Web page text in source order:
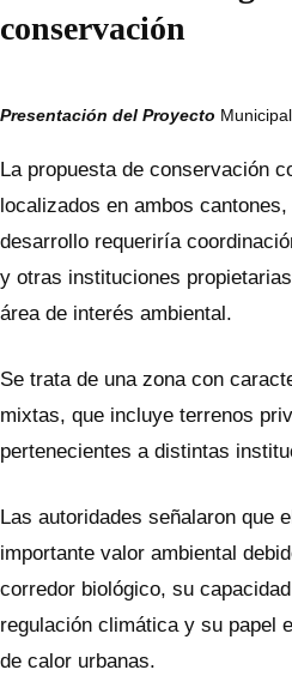
conservación
Presentación del Proyecto
La propuesta de conservación
localizados en ambos
desarrollo requeriría
y otras instituciones
área de interés ambiental.
Se trata de una zona con
mixtas, que incluye terrenos
pertenecientes a distintas
Las autoridades señalaron que
importante valor ambiental
corredor biológico, su
regulación climática y su papel
de calor urbanas.